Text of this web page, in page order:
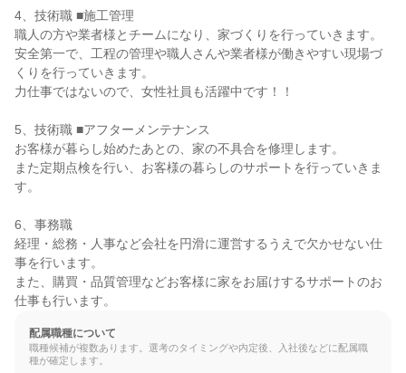
4、技術職 ■施工管理
職人の方や業者様とチームになり、家づくりを行っていきます。
安全第一で、工程の管理や職人さんや業者様が働きやすい現場づ
くりを行っていきます。
力仕事ではないので、女性社員も活躍中です！！
5、技術職 ■アフターメンテナンス
お客様が暮らし始めたあとの、家の不具合を修理します。
また定期点検を行い、お客様の暮らしのサポートを行っていきま
す。
6、事務職
経理・総務・人事など会社を円滑に運営するうえで欠かせない仕
事を行います。
また、購買・品質管理などお客様に家をお届けするサポートのお
仕事も行います。
配属職種について
職種候補が複数あります。選考のタイミングや内定後、入社後などに配属職
種が確定します。